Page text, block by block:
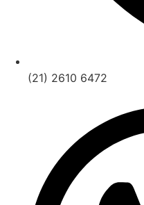
(21) 2610 6472